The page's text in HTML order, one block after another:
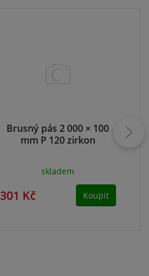
Brusný pás 2 000 × 100
mm P 120 zirkon
skladem
301 Kč Koupit